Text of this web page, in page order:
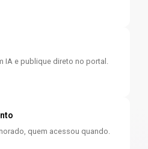
IA e publique direto no portal.
quem acessou quando.